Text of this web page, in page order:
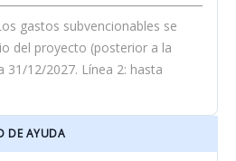
gastos subvencionables se
del proyecto (posterior a la
31/12/2027. Línea 2: hasta
DE AYUDA